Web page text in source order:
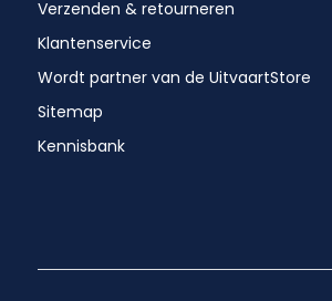
Verzenden & retourneren
Klantenservice
Wordt partner van de UitvaartStore
Sitemap
Kennisbank